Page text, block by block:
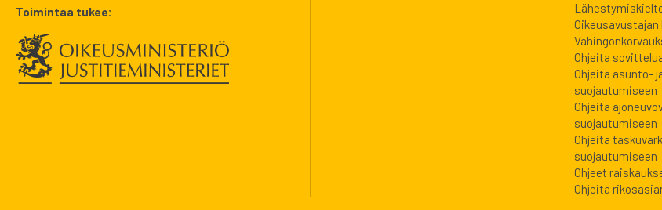
Toimintaa tukee:
Ohjeita
Ohjeita asunto-
suojautumiseen
Ohjeita
suojautumiseen
Ohjeita
suojautumiseen
Ohjeet
Ohjeita